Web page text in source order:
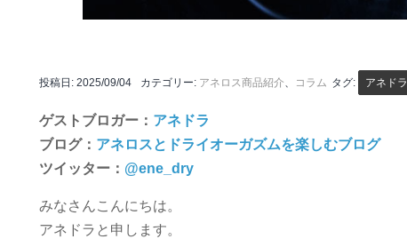
投稿日:2025/09/04 カテゴリー: アネロス商品紹介、 コラム タグ: アネドラ
ゲストブロガー： アネドラ
ブログ： アネロスとドライオーガズムを楽しむブログ
ツイッター： @ene_dry
みなさんこんにちは。
アネドラと申します。